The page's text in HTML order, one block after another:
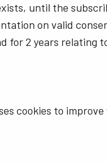
until the
on valid
for 2 years relating
cookies to